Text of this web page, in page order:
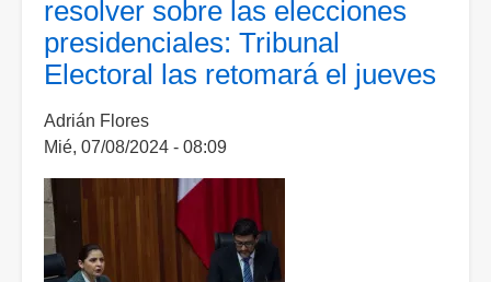
discurso
de
Claudia
como
presidenta
resolver sobre las elecciones
presidenciales: Tribunal
Electoral las retomará el jueves
Adrián Flores
Mié, 07/08/2024 - 08:09